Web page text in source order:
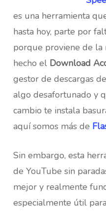
es una herramienta
hasta hoy, parte por
porque proviene de la
hecho el Download
gestor de descargas
algo desafortunado y
cambio te instala
aquí somos más de
Sin embargo, esta
de YouTube sin
mejor y realmente
especialmente útil